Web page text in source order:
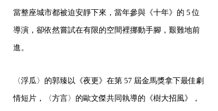
當整座城市都被迫安靜下來，當年參與《十年》的 5 位
導演，卻依然嘗試在有限的空間裡挪動手腳，艱難地前
進。
〈浮瓜〉的郭臻以《夜更》在第 57 屆金馬獎拿下最佳劇
情短片，〈方言〉的歐文傑共同執導的《樹大招風》，